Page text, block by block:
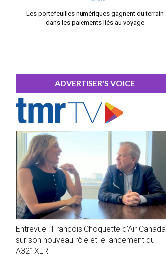
Les portefeuilles numériques gagnent du terrain
dans les paiements liés au voyage
ADVERTISER'S VOICE
Entrevue : François Choquette d’Air Canada
sur son nouveau rôle et le lancement du
A321XLR